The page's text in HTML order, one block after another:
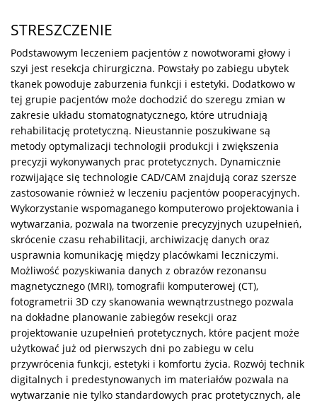
STRESZCZENIE
Podstawowym leczeniem pacjentów z nowotworami głowy i
szyi jest resekcja chirurgiczna. Powstały po zabiegu ubytek
tkanek powoduje zaburzenia funkcji i estetyki. Dodatkowo w
tej grupie pacjentów może dochodzić do szeregu zmian w
zakresie układu stomatognatycznego, które utrudniają
rehabilitację protetyczną. Nieustannie poszukiwane są
metody optymalizacji technologii produkcji i zwiększenia
precyzji wykonywanych prac protetycznych. Dynamicznie
rozwijające się technologie CAD/CAM znajdują coraz szersze
zastosowanie również w leczeniu pacjentów pooperacyjnych.
Wykorzystanie wspomaganego komputerowo projektowania i
wytwarzania, pozwala na tworzenie precyzyjnych uzupełnień,
skrócenie czasu rehabilitacji, archiwizację danych oraz
usprawnia komunikację między placówkami leczniczymi.
Możliwość pozyskiwania danych z obrazów rezonansu
magnetycznego (MRI), tomografii komputerowej (CT),
fotogrametrii 3D czy skanowania wewnątrzustnego pozwala
na dokładne planowanie zabiegów resekcji oraz
projektowanie uzupełnień protetycznych, które pacjent może
użytkować już od pierwszych dni po zabiegu w celu
przywrócenia funkcji, estetyki i komfortu życia. Rozwój technik
digitalnych i predestynowanych im materiałów pozwala na
wytwarzanie nie tylko standardowych prac protetycznych, ale